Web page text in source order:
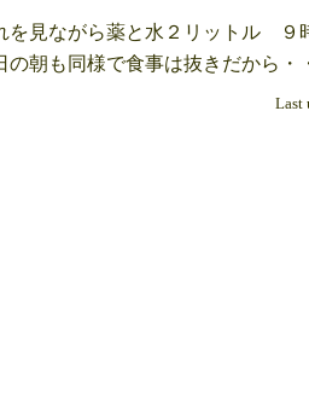
見ながら薬と水２リットル ９
朝も同様で食事は抜きだから
Last